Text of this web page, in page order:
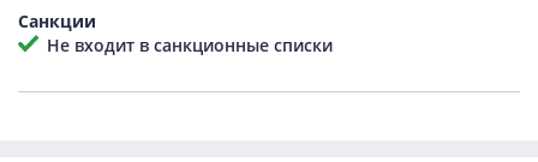
Санкции
Не входит в санкционные списки